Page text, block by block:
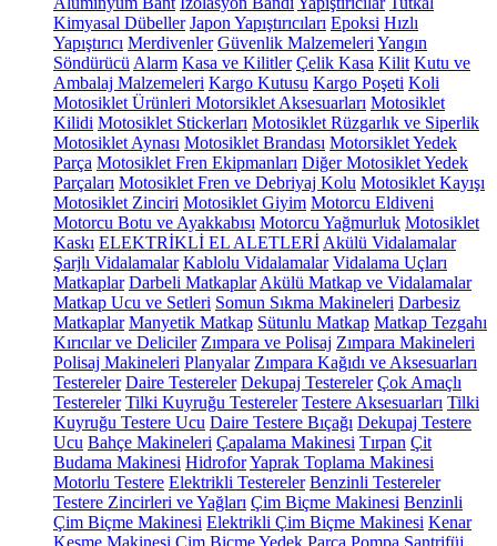
Kimyasal Dübeller Japon Yapıştırıcıları Epoksi Hızlı
Yapıştırıcı Merdivenler Güvenlik Malzemeleri Yangın
Söndürücü Alarm Kasa ve Kilitler Çelik Kasa Kilit Kutu ve
Ambalaj Malzemeleri Kargo Kutusu Kargo Poşeti Koli
Motosiklet Ürünleri Motorsiklet Aksesuarları Motosiklet
Kilidi Motosiklet Stickerları Motosiklet Rüzgarlık ve Siperlik
Motosiklet Aynası Motosiklet Brandası Motorsiklet Yedek
Parça Motosiklet Fren Ekipmanları Diğer Motosiklet Yedek
Parçaları Motosiklet Fren ve Debriyaj Kolu Motosiklet Kayışı
Motosiklet Zinciri Motosiklet Giyim Motorcu Eldiveni
Motorcu Botu ve Ayakkabısı Motorcu Yağmurluk Motosiklet
Kaskı ELEKTRİKLİ EL ALETLERİ Akülü Vidalamalar
Şarjlı Vidalamalar Kablolu Vidalamalar Vidalama Uçları
Matkaplar Darbeli Matkaplar Akülü Matkap ve Vidalamalar
Matkap Ucu ve Setleri Somun Sıkma Makineleri Darbesiz
Matkaplar Manyetik Matkap Sütunlu Matkap Matkap Tezgahı
Kırıcılar ve Deliciler Zımpara ve Polisaj Zımpara Makineleri
Polisaj Makineleri Planyalar Zımpara Kağıdı ve Aksesuarları
Testereler Daire Testereler Dekupaj Testereler Çok Amaçlı
Testereler Tilki Kuyruğu Testereler Testere Aksesuarları Tilki
Kuyruğu Testere Ucu Daire Testere Bıçağı Dekupaj Testere
Ucu Bahçe Makineleri Çapalama Makinesi Tırpan Çit
Budama Makinesi HidroforYaprak Toplama Makinesi
Motorlu Testere Elektrikli Testereler Benzinli Testereler
Testere Zincirleri ve Yağları Çim Biçme Makinesi Benzinli
Çim Biçme Makinesi Elektrikli Çim Biçme Makinesi Kenar
Kesme Makinesi Çim Biçme Yedek Parça Pompa Santrifüj